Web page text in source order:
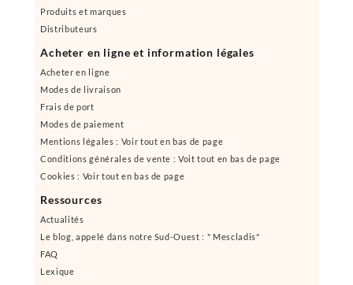
Produits et marques
Distributeurs
Acheter en ligne et information légales
Acheter en ligne
Modes de livraison
Frais de port
Modes de paiement
Mentions légales : Voir tout en bas de page
Conditions générales de vente : Voit tout en bas de page
Cookies : Voir tout en bas de page
Ressources
Actualités
Le blog, appelé dans notre Sud-Ouest : " Mescladis"
FAQ
Lexique